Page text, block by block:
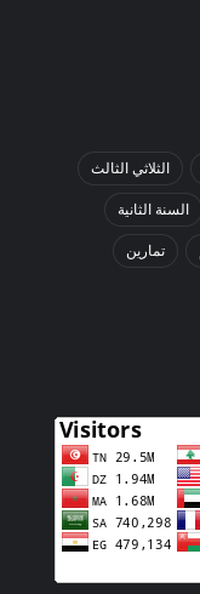
الثلاثي الثالث
السنة الثانية
تمارين